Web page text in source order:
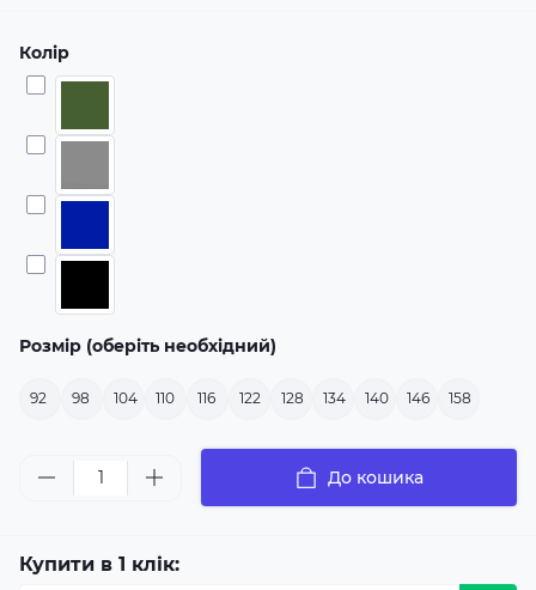
Колір
Розмір (оберіть необхідний)
92 98 104 110 116 122 128 134 140 146 158
До кошика
Купити в 1 клік: